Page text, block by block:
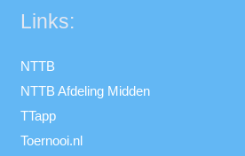
Links:
NTTB
NTTB Afdeling Midden
TTapp
Toernooi.nl